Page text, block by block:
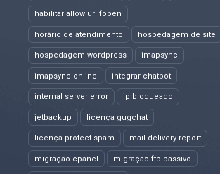
habilitar allow url fopen
horário de atendimento hospedagem de site
hospedagem wordpress imapsync
imapsync online integrar chatbot
internal server error ip bloqueado
jetbackup licença gugchat
licença protect spam mail delivery report
migração cpanel migração ftp passivo